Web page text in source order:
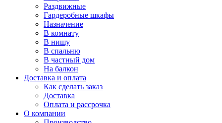
Раздвижные
Гардеробные шкафы
Назначение
В комнату
В нишу
В спальню
В частный дом
На балкон
Доставка и оплата
Как сделать заказ
Доставка
Оплата и рассрочка
О компании